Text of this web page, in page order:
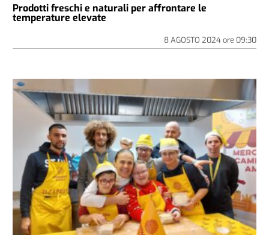
Prodotti freschi e naturali per affrontare le
temperature elevate
8 AGOSTO 2024ore 09:30